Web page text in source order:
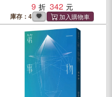
9
342
庫存：4